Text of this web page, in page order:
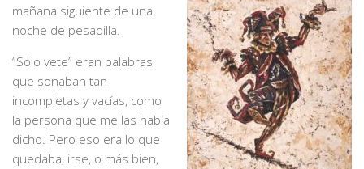
mañana siguiente de una
noche de pesadilla.
“Solo vete” eran palabras
que sonaban tan
incompletas y vacías, como
la persona que me las había
dicho. Pero eso era lo que
quedaba, irse, o más bien,